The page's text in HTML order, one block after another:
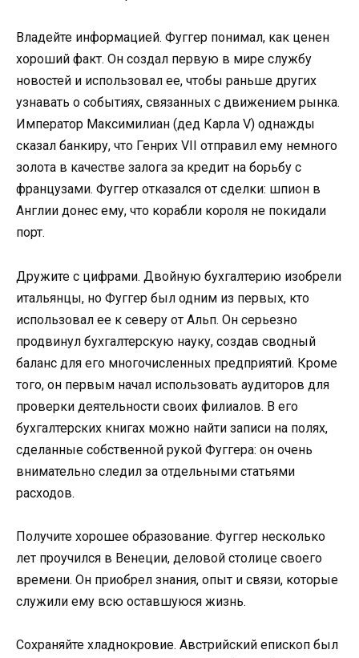
Владейте информацией. Фуггер понимал, как ценен
хороший факт. Он создал первую в мире службу
новостей и использовал ее, чтобы раньше других
узнавать о событиях, связанных с движением рынка.
Император Максимилиан (дед Карла V) однажды
сказал банкиру, что Генрих VII отправил ему немного
золота в качестве залога за кредит на борьбу с
французами. Фуггер отказался от сделки: шпион в
Англии донес ему, что корабли короля не покидали
порт.
Дружите с цифрами. Двойную бухгалтерию изобрели
итальянцы, но Фуггер был одним из первых, кто
использовал ее к северу от Альп. Он серьезно
продвинул бухгалтерскую науку, создав сводный
баланс для его многочисленных предприятий. Кроме
того, он первым начал использовать аудиторов для
проверки деятельности своих филиалов. В его
бухгалтерских книгах можно найти записи на полях,
сделанные собственной рукой Фуггера: он очень
внимательно следил за отдельными статьями
расходов.
Получите хорошее образование. Фуггер несколько
лет проучился в Венеции, деловой столице своего
времени. Он приобрел знания, опыт и связи, которые
служили ему всю оставшуюся жизнь.
Сохраняйте хладнокровие. Австрийский епископ был